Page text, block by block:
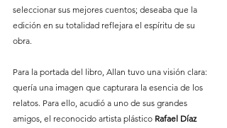
seleccionar sus mejores cuentos; deseaba que la
edición en su totalidad reflejara el espíritu de su
obra.
Para la portada del libro, Allan tuvo una visión clara:
quería una imagen que capturara la esencia de los
relatos. Para ello, acudió a uno de sus grandes
amigos, el reconocido artista plástico Rafael Díaz